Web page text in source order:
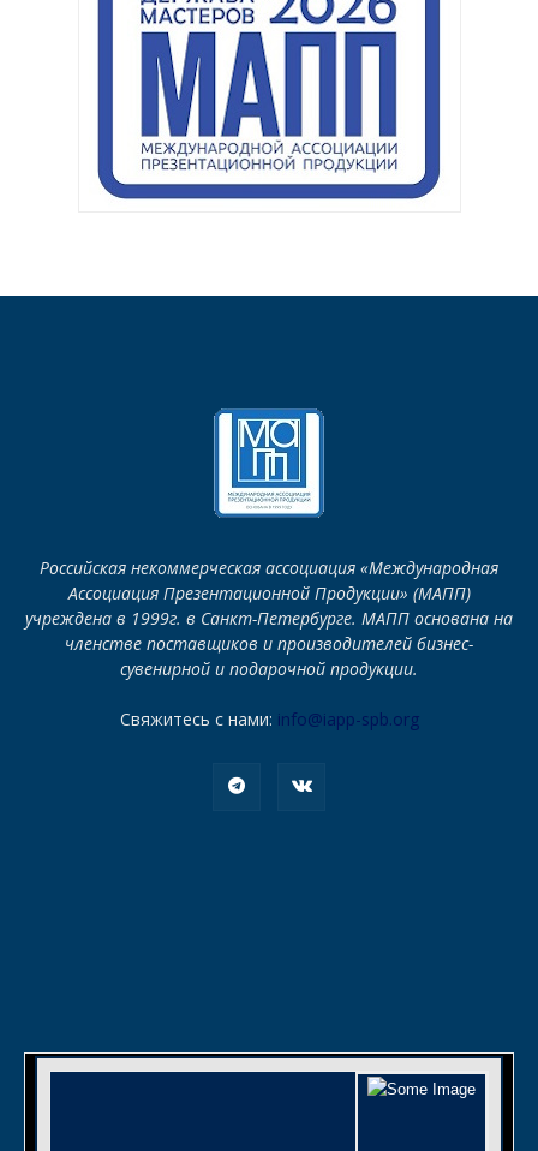
Российская некоммерческая ассоциация «Международная
Ассоциация Презентационной Продукции» (МАПП)
учреждена в 1999г. в Санкт-Петербурге. МАПП основана на
членстве поставщиков и производителей бизнес-
сувенирной и подарочной продукции.
Свяжитесь с нами: info@iapp-spb.org